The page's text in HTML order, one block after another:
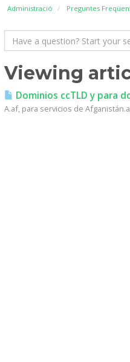
Administració Preguntes
Viewing
Dominios ccTLD y para
A.af, para servicios de